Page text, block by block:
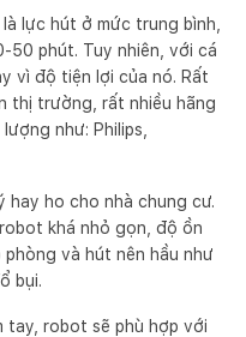
lực hút ở mức trung bình,
50 phút. Tuy nhiên, với cá
vì độ tiện lợi của nó. Rất
thị trường, rất nhiều hãng
như: Philips,
ho cho nhà chung cư.
khá nhỏ gọn, độ ồn
và hút nên hầu như
bụi.
tay, robot sẽ phù hợp với